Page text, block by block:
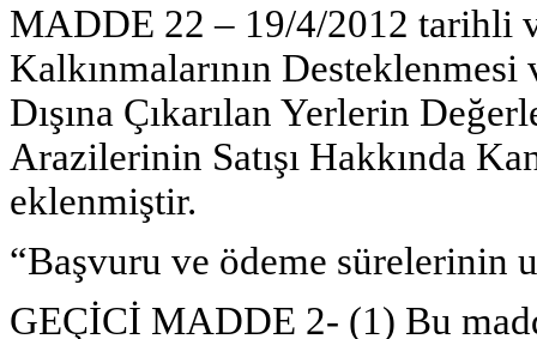
MADDE 22 – 19/4/2012 tarihli
Kalkınmalarının Desteklenmesi
Dışına Çıkarılan Yerlerin
Arazilerinin Satışı Hakkında
eklenmiştir.
“Başvuru ve ödeme sürelerinin
GEÇİCİ MADDE 2- (1) Bu